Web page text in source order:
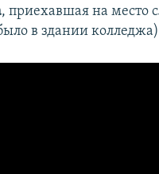
, приехавшая на место
в здании